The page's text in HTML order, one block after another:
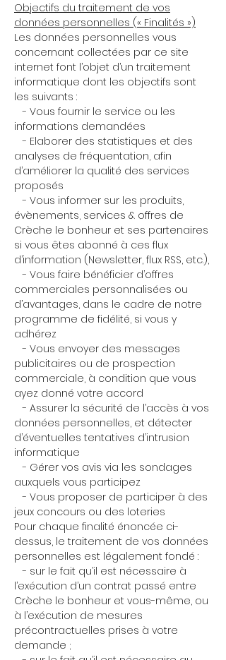
Objectifs du traitement de vos
données personnelles (« Finalités »)
Les données personnelles vous
concernant collectées par ce site
internet font l’objet d’un traitement
informatique dont les objectifs sont
les suivants :
- Vous fournir le service ou les
informations demandées
- Elaborer des statistiques et des
analyses de fréquentation, afin
d’améliorer la qualité des services
proposés
- Vous informer sur les produits,
évènements, services & offres de
Crèche le bonheur et ses partenaires
si vous êtes abonné à ces flux
d’information (Newsletter, flux RSS, etc.),
- Vous faire bénéficier d’offres
commerciales personnalisées ou
d’avantages, dans le cadre de notre
programme de fidélité, si vous y
adhérez
- Vous envoyer des messages
publicitaires ou de prospection
commerciale, à condition que vous
ayez donné votre accord
- Assurer la sécurité de l’accès à vos
données personnelles, et détecter
d’éventuelles tentatives d’intrusion
informatique
- Gérer vos avis via les sondages
auxquels vous participez
- Vous proposer de participer à des
jeux concours ou des loteries
Pour chaque finalité énoncée ci-
dessus, le traitement de vos données
personnelles est légalement fondé :
- sur le fait qu’il est nécessaire à
l’exécution d’un contrat passé entre
Crèche le bonheur et vous-même, ou
à l’exécution de mesures
précontractuelles prises à votre
demande ;